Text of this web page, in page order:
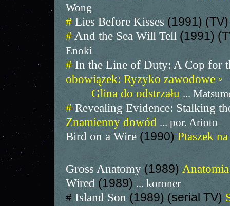
Wong
# Lies Before Kisses (1991)
# And the Sea Will Tell (1991)
Enoki
# In the Line of Duty: A Cop for
obowiązek: Ryzyko zawodowe ◦
Glina do odstrzału ...
# Revealing Evidence: Stalking
Znamienny dowód ... por. Arioto
Bird on a Wire (1990) Ptaszek
Gross Anatomy (1989)
Wired (1989) ... koroner
# Island Son (1989) (serial TV)